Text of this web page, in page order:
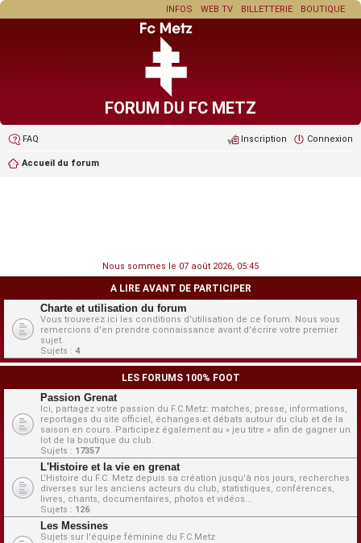
BOUTIQUE
BILLETTERIE
WEB TV
INFOS
FORUM DU FC METZ
FAQ Connexion
Inscription
Accueil du forum
Nous sommes le 07 août 2026, 05:45
A LIRE AVANT DE PARTICIPER
Charte et utilisation du forum
Vous trouverez ici les conditions d'utilisation de ce forum. Nous vous
remercions d'en prendre connaissance avant d'écrire votre premier
sujet.
Sujets : 4
LES FORUMS 100% FOOT
Passion Grenat
Ici, partagez votre passion du F.C.Metz: matches, presse, informations,
reportages du site officiel, échanges et débats autour du club et de la
saison en cours. Participez également au « jeu titre » afin de gagner un
lot de la boutique du club.
Sujets : 17357
L'Histoire et la vie en grenat
L'Histoire du F.C. Metz depuis sa création jusqu'à nos jours, recherches
diverses sur les anciens acteurs du club, statistiques, conférences,
livres, chants, documentaires, photos et vidéos...
Sujets : 126
Les Messines
Sujets sur l'équipe féminine du F.C.Metz